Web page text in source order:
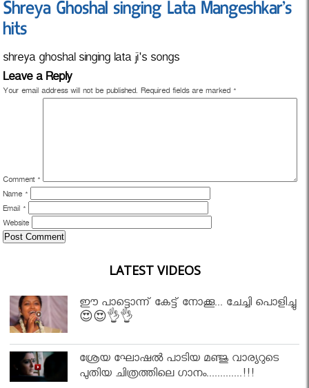
Shreya Ghoshal singing Lata Mangeshkar’s
hits
shreya ghoshal singing lata ji's songs
Leave a Reply
Your email address will not be published. Required fields are marked *
Comment *
Name *
Email *
Website
LATEST VIDEOS
ഈ പാട്ടൊന്ന് കേട്ട് നോക്കൂ... ചേച്ചി പൊളിച്ചു
😍😍👌👌
ശ്രേയ ഘോഷൽ പാടിയ മഞ്ജു വാര്യറുടെ
പുതിയ ചിത്രത്തിലെ ഗാനം.............!!!